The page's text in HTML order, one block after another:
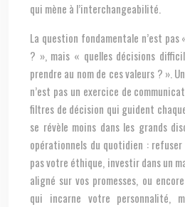
qui mène à l’interchangeabilité.
La question fondamentale n’est pas
? », mais « quelles décisions
prendre au nom de ces valeurs ? ».
n’est pas un exercice de
filtres de décision qui guident
se révèle moins dans les grands
opérationnels du quotidien :
pas votre éthique, investir dans un
aligné sur vos promesses, ou
qui incarne votre personnalité,